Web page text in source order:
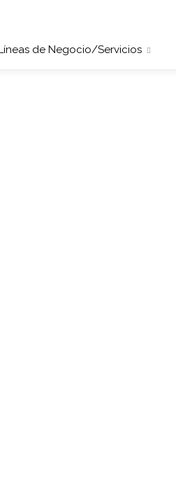
Líneas de Negocio/Servicios